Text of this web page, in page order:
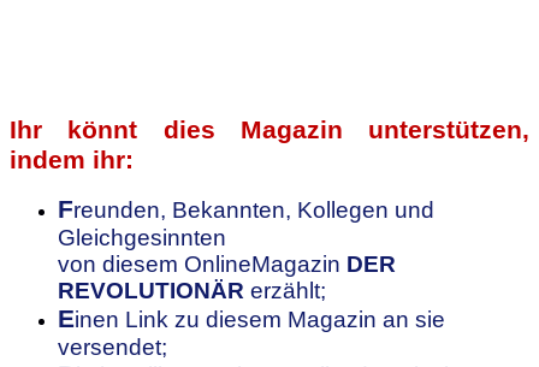
Ihr könnt dies Magazin unterstützen,
indem ihr:
Freunden, Bekannten, Kollegen und
Gleichgesinnten
von diesem OnlineMagazin DER
REVOLUTIONÄR erzählt;
Einen Link zu diesem Magazin an sie
versendet;